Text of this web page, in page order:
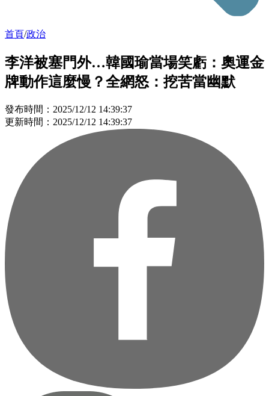
首頁/政治
李洋被塞門外…韓國瑜當場笑虧：奧運金
牌動作這麼慢？全網怒：挖苦當幽默
發布時間：2025/12/12 14:39:37
更新時間：2025/12/12 14:39:37